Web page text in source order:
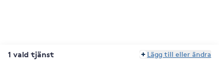
1 vald tjänst Lägg till eller ändra